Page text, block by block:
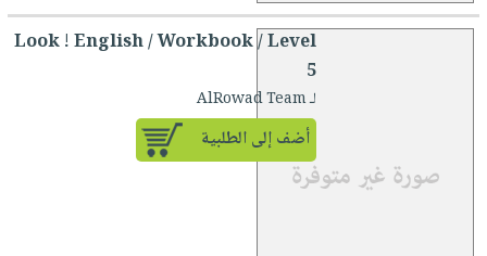
Look ! English / Workbook / Level
5
لـ AlRowad Team
أضف إلى الطلبية